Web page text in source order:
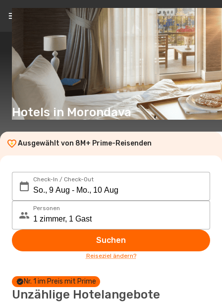
DE(€)
Hotels in Morondava
Ausgewählt von 8M+ Prime-Reisenden
Check-In / Check-Out
Personen
Suchen
Reiseziel ändern?
Nr. 1 im Preis mit Prime
Unzählige Hotelangebote